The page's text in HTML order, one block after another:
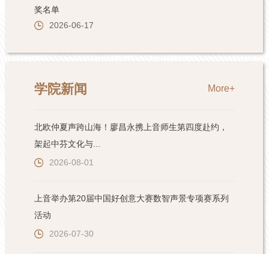
学院新闻 More+
北欧仲夏声跨山海！廖昌永携上音师生第四度赴约，
架起中芬文化与...
2026-08-01
上音举办第20届中国好创意大赛数智声景专项赛系列
活动
2026-07-30